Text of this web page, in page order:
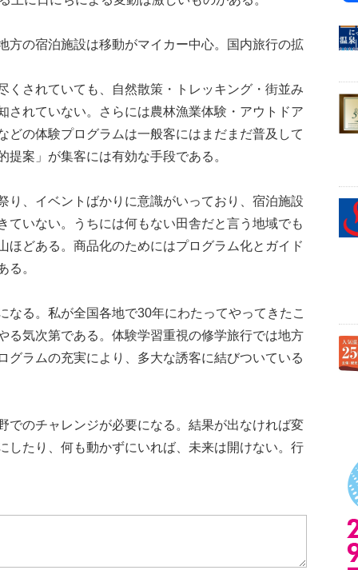
の宿泊施設は移動がマイカー中心。国内旅行の拡
されていても、自然散策・トレッキング・街並み
されていない。さらには農林漁業体験・アウトドア
どの体験プログラムは一般客にはまだまだ普及して
案」が集客には有効な手段である。
、イベントばかりに意識がいっており、宿泊施設
ていない。うちには何もない田舎だと言う地域でも
ほどある。商品化のためにはプログラム化とガイド
る。
る。私が全国各地で30年にわたってやってきたこ
る気次第である。体験学習重視の修学旅行では地方
グラムの充実により、多大な誘客に結びついている
のチャレンジが必要になる。結果が出なければ変
したり、何も動かずにいれば、未来は開けない。行